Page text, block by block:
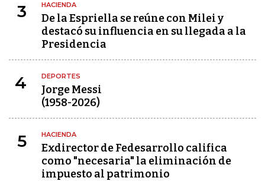
3 HACIENDA
De la Espriella se reúne con Milei y
destacó su influencia en su llegada a la
Presidencia
4 DEPORTES
Jorge Messi
(1958-2026)
5 HACIENDA
Exdirector de Fedesarrollo califica
como "necesaria" la eliminación de
impuesto al patrimonio